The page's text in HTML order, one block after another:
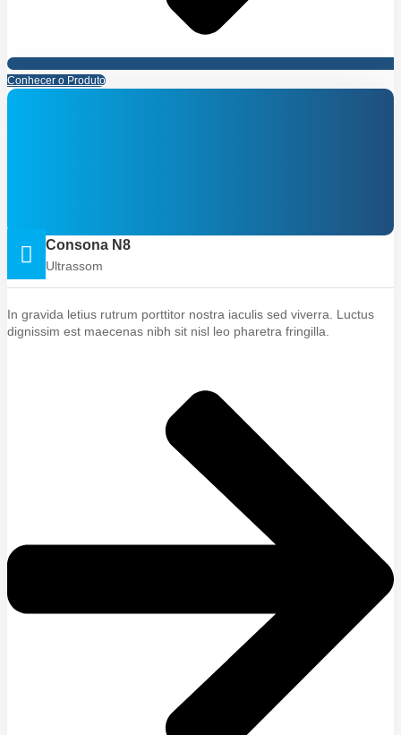
Conhecer o Produto
Consona N8
Ultrassom
In gravida letius rutrum porttitor nostra iaculis sed viverra. Luctus
dignissim est maecenas nibh sit nisl leo pharetra fringilla.